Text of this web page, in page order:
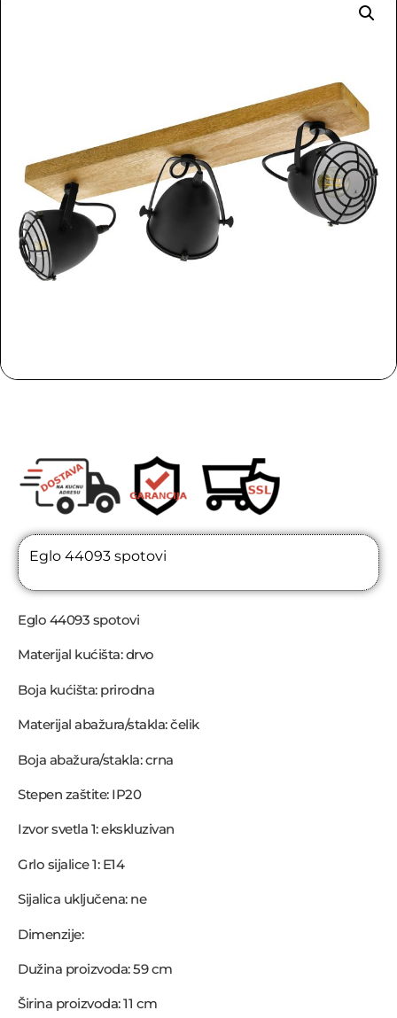
Eglo 44093 spotovi
Eglo 44093 spotovi
Materijal kućišta: drvo
Boja kućišta: prirodna
Materijal abažura/stakla: čelik
Boja abažura/stakla: crna
Stepen zaštite: IP20
Izvor svetla 1: ekskluzivan
Grlo sijalice 1: E14
Sijalica uključena: ne
Dimenzije:
Dužina proizvoda: 59 cm
Širina proizvoda: 11 cm